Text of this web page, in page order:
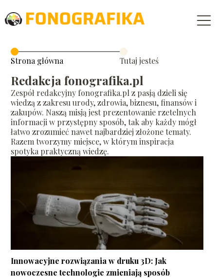
Strona główna Tutaj jesteś
Redakcja fonografika.pl
Zespół redakcyjny fonografika.pl z pasją dzieli się
wiedzą z zakresu urody, zdrowia, biznesu, finansów i
zakupów. Naszą misją jest prezentowanie rzetelnych
informacji w przystępny sposób, tak aby każdy mógł
łatwo zrozumieć nawet najbardziej złożone tematy.
Razem tworzymy miejsce, w którym inspiracja
spotyka praktyczną wiedzę.
Innowacyjne rozwiązania w druku 3D: Jak
nowoczesne technologie zmieniają sposób